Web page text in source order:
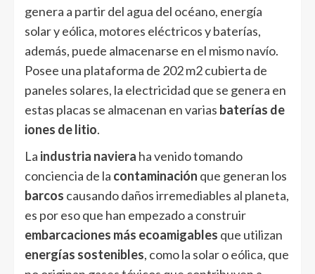
genera a partir del agua del océano, energía
solar y eólica, motores eléctricos y baterías,
además, puede almacenarse en el mismo navío.
Posee una plataforma de 202 m2 cubierta de
paneles solares, la electricidad que se genera en
estas placas se almacenan en varias baterías de
iones de litio.
La industria naviera ha venido tomando
conciencia de la contaminación que generan los
barcos causando daños irremediables al planeta,
es por eso que han empezado a construir
embarcaciones más ecoamigables que utilizan
energías sostenibles, como la solar o eólica, que